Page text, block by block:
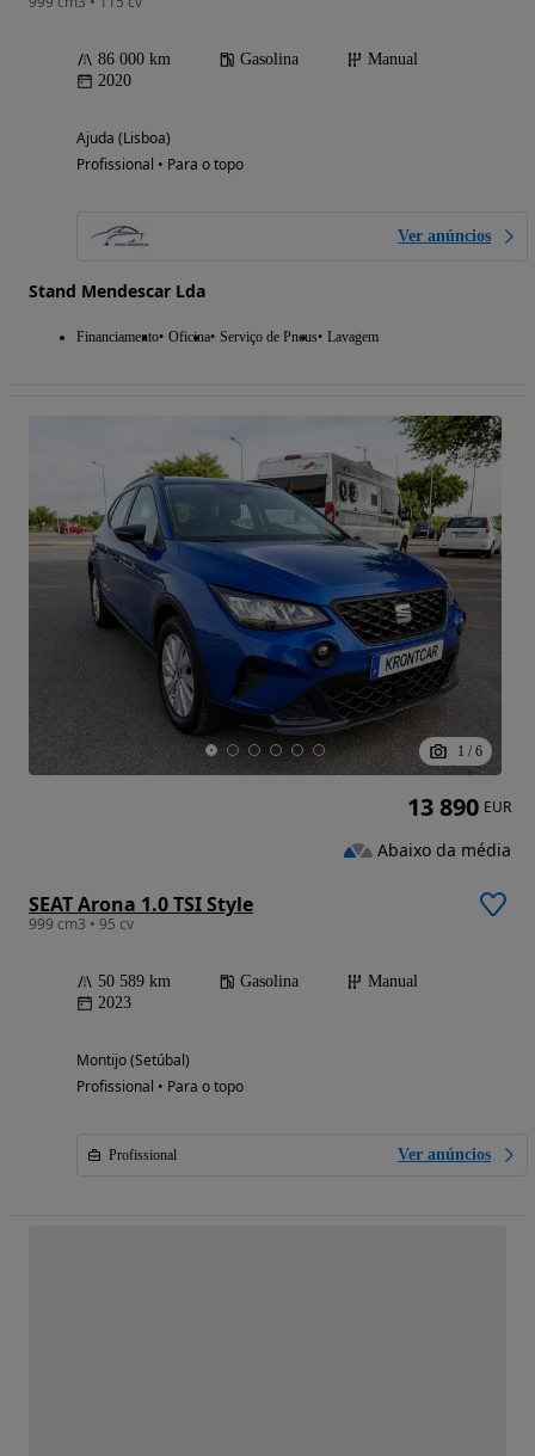
86 000 km Gasolina
Manual
2020
Ajuda (Lisboa)
Profissional • Para o topo
Ver anúncios
Stand Mendescar Lda
Financiamento Oficina Serviço de Pneus Lavagem
1 / 6
SEAT Arona 1.0 TSI Style
999 cm3 • 95 cv
50 589 km Gasolina
Manual
2023
Montijo (Setúbal)
Profissional • Para o topo
Profissional Ver anúncios
13 890 EUR
Abaixo da média